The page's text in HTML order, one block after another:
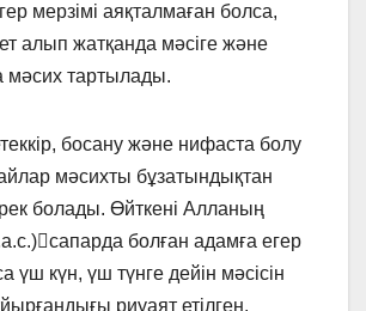
мерзiмi аяқталмаған болса,
алып жатқанда мәсiге және
мәсих тартылады.
босану және нифаста болу
мәсихты бұзатындықтан
болады. Өйткенi Алланың
болған адамға егер
үш күн, үш түнге дейiн мәсiсiн
риуаят етiлген.